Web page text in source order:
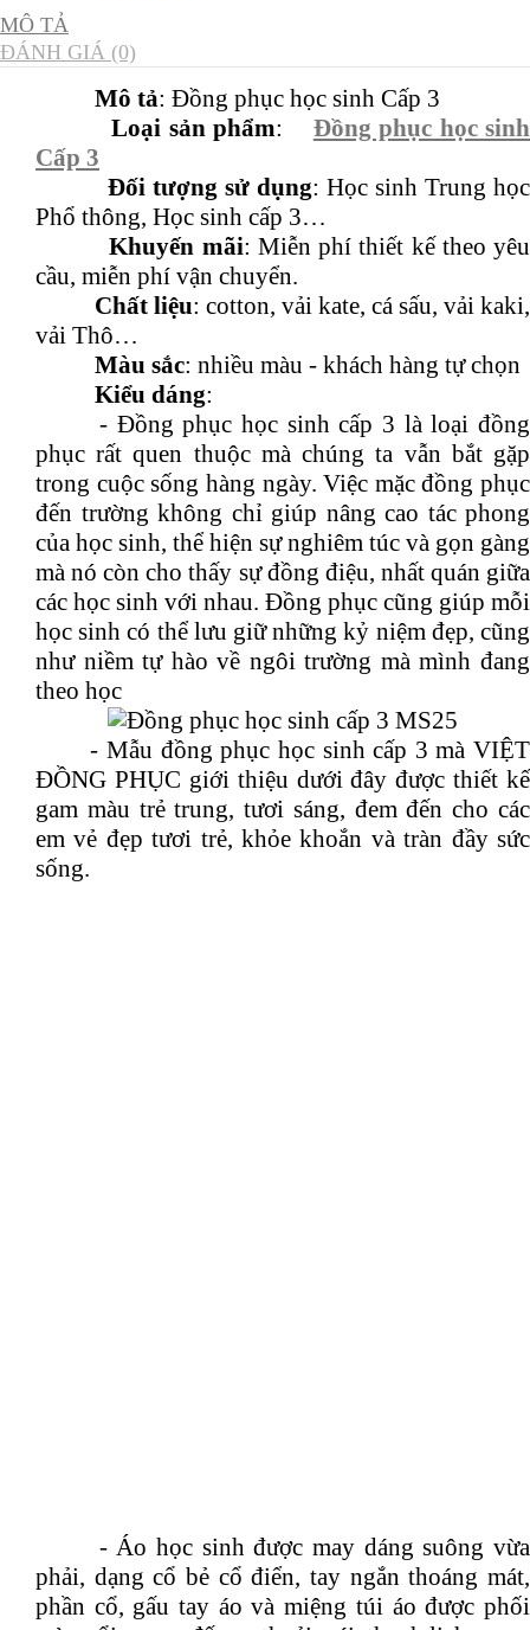
MÔ TẢ
ĐÁNH GIÁ (0)
Mô tả: Đồng phục học sinh Cấp 3
Loại sản phẩm: Đồng phục học sinh
Cấp 3
Đối tượng sử dụng: Học sinh Trung học
Phổ thông, Học sinh cấp 3…
Khuyến mãi: Miễn phí thiết kế theo yêu
cầu, miễn phí vận chuyển.
Chất liệu: cotton, vải kate, cá sấu, vải kaki,
vải Thô…
Màu sắc: nhiều màu - khách hàng tự chọn
Kiểu dáng:
- Đồng phục học sinh cấp 3 là loại đồng
phục rất quen thuộc mà chúng ta vẫn bắt gặp
trong cuộc sống hàng ngày. Việc mặc đồng phục
đến trường không chỉ giúp nâng cao tác phong
của học sinh, thể hiện sự nghiêm túc và gọn gàng
mà nó còn cho thấy sự đồng điệu, nhất quán giữa
các học sinh với nhau. Đồng phục cũng giúp mỗi
học sinh có thể lưu giữ những kỷ niệm đẹp, cũng
như niềm tự hào về ngôi trường mà mình đang
theo học
- Mẫu đồng phục học sinh cấp 3 mà VIỆT
ĐỒNG PHỤC giới thiệu dưới đây được thiết kế
gam màu trẻ trung, tươi sáng, đem đến cho các
em vẻ đẹp tươi trẻ, khỏe khoắn và tràn đầy sức
sống.
- Áo học sinh được may dáng suông vừa
phải, dạng cổ bẻ cổ điển, tay ngắn thoáng mát,
phần cổ, gấu tay áo và miệng túi áo được phối